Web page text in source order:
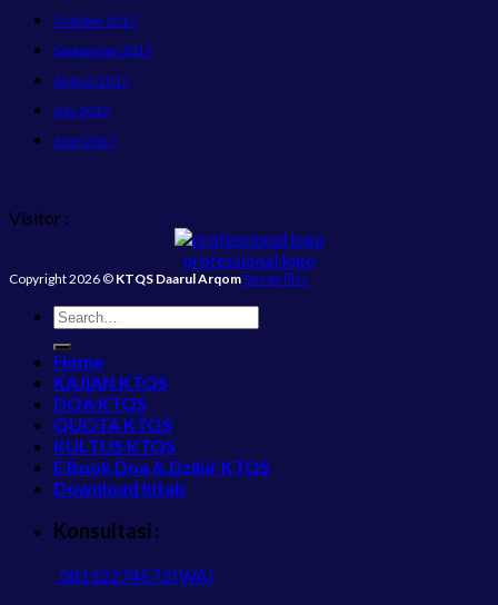
October 2017
September 2017
August 2017
July 2017
June 2017
Visitor :
professional logo
Copyright 2026 © KTQS Daarul ArqomSite by flixs
Home
KAJIAN KTQS
DOA KTQS
QUOTA KTQS
KULTUS KTQS
E Book Doa & Dzikir KTQS
Download kitab
Konsultasi :
08112274573 (WA)